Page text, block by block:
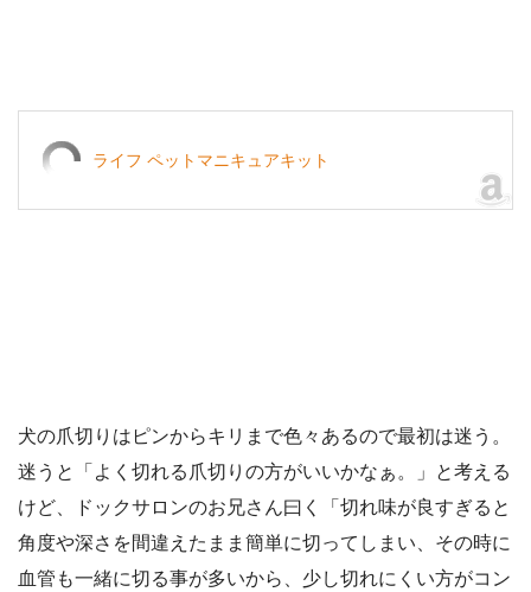
ライフ ペットマニキュアキット
犬の爪切りはピンからキリまで色々あるので最初は迷う。
迷うと「よく切れる爪切りの方がいいかなぁ。」と考える
けど、ドックサロンのお兄さん曰く「切れ味が良すぎると
角度や深さを間違えたまま簡単に切ってしまい、その時に
血管も一緒に切る事が多いから、少し切れにくい方がコン